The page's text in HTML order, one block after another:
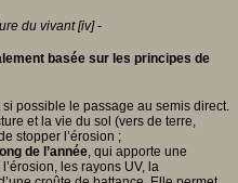
du vivant [iv] -
basée sur les principes de
si possible le passage au semis direct.
et la vie du sol (vers de terre,
stopper l’érosion ;
de l’année , qui apporte une
les rayons UV, la